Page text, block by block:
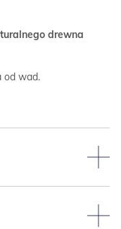
drewna
od wad.